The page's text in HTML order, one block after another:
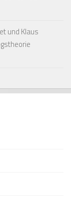
und Klaus